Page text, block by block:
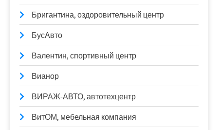
Бригантина, оздоровительный центр
БусАвто
Валентин, спортивный центр
Вианор
ВИРАЖ-АВТО, автотехцентр
ВитОМ, мебельная компания